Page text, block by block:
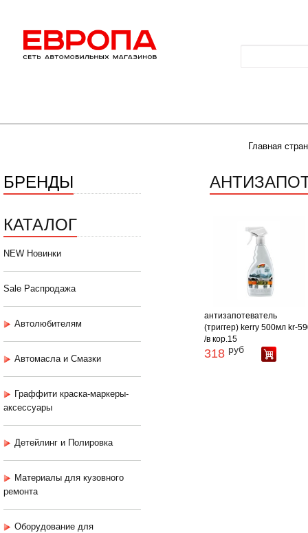
Главная
БРЕНДЫ
КАТАЛОГ
NEW Новинки
Sale Распродажа
Автолюбителям
Автомасла и Смазки
Граффити краска-маркеры-
аксессуары
Детейлинг и Полировка
Материалы для кузовного
ремонта
Оборудование для
антизапотеватель
(триггер) kerry 500мл kr-
/в кор.15
318 руб